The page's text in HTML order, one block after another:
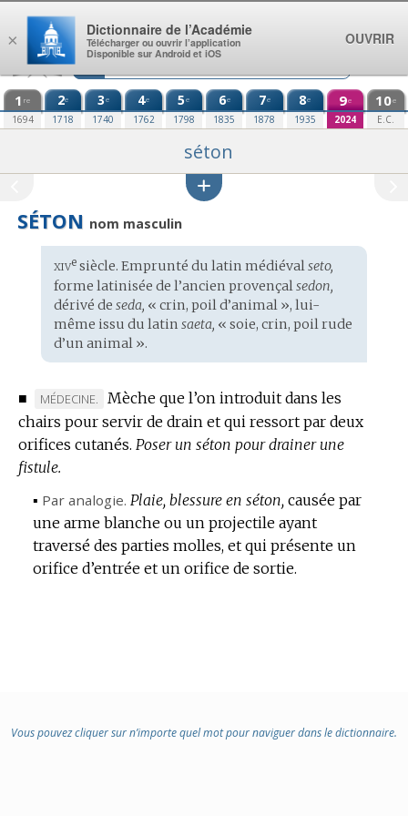
Aller au contenu
1 re
1694
2e
1718
3e
1740
4e
1762
5e
1798
6e
1835
7e
1878
8e
1935
9e
2024
10e
E.C.
séton
SÉTON nom masculin
Étymologie
:
xivesiècle. Emprunté du latin médiévalseto,
forme latinisée de l’ancien provençalsedon,
dérivé de seda, « crin, poil d’animal », lui-
même issu du latin saeta, « soie, crin, poil rude
d’un animal ».
■
MARQUE
DE
DOMAINE
:
MÉDECINE.
Mèche que l’on introduit dans les
chairs pour servir de drain et qui ressort par deux
orifices cutanés. Poser un séton pour drainer une
fistule.
▪ Par analogie. Plaie, blessure en séton, causée par
une arme blanche ou un projectile ayant
traversé des parties molles, et qui présente un
orifice d’entrée et un orifice de sortie.
Vous pouvez cliquer sur n’importe quel mot pour naviguer dans le dictionnaire.
×
Dictionnaire de l’Académie
Télécharger ou ouvrir l’application
Disponible sur Android et iOS
OUVRIR